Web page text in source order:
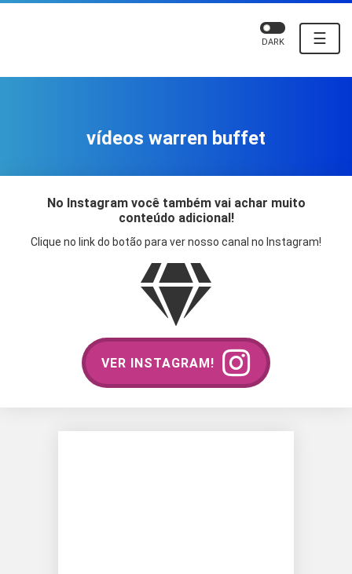
☰
DARK
vídeos warren buffet
No Instagram você também vai achar muito
conteúdo adicional!
Clique no link do botão para ver nosso canal no Instagram!
VER INSTAGRAM!